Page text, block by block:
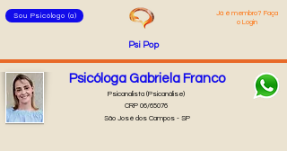
Psi Pop
Sou Psicólogo (a)
Já é membro? Faça
o Login
Psicóloga Gabriela Franco
CRP 06/65076
São José dos Campos - SP
Psicanalista (Psicanálise)